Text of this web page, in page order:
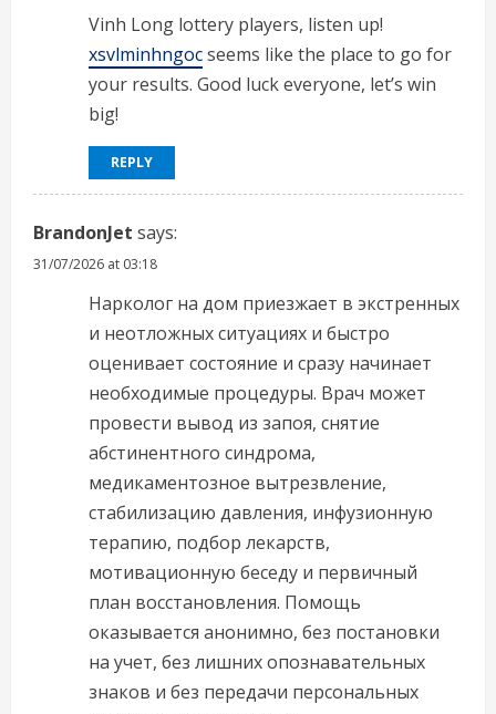
Vinh Long lottery players, listen up!
xsvlminhngocseems like the place to go for
your results. Good luck everyone, let’s win
big!
REPLY
BrandonJet says:
31/07/2026 at 03:18
Нарколог на дом приезжает в экстренных
и неотложных ситуациях и быстро
оценивает состояние и сразу начинает
необходимые процедуры. Врач может
провести вывод из запоя, снятие
абстинентного синдрома,
медикаментозное вытрезвление,
стабилизацию давления, инфузионную
терапию, подбор лекарств,
мотивационную беседу и первичный
план восстановления. Помощь
оказывается анонимно, без постановки
на учет, без лишних опознавательных
знаков и без передачи персональных